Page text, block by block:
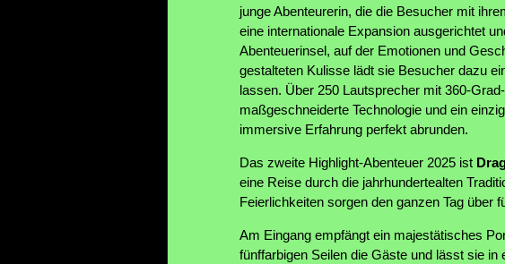
junge Abenteurerin, die die Besucher mit
eine internationale Expansion ausgerichtet
Abenteuerinsel, auf der Emotionen und
gestalteten Kulisse lädt sie Besucher dazu
lassen. Über 250 Lautsprecher mit 360-
maßgeschneiderte Technologie und ein
immersive Erfahrung perfekt abrunden.
Das zweite Highlight-Abenteuer 2025 ist
eine Reise durch die jahrhundertealten
Feierlichkeiten sorgen den ganzen Tag über
Am Eingang empfängt ein majestätisches
fünffarbigen Seilen die Gäste und lässt sie